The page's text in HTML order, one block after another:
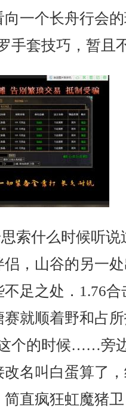
一个长舟行会
手套技巧，暂且
索什么时候听
，山谷的另一
足之处．1.76
就顺着野和占
个的时候……旁
名叫白蛋算了
直疯狂虹魔猪